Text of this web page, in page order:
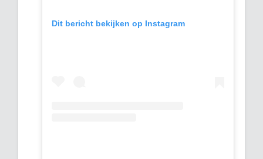
Dit bericht bekijken op Instagram